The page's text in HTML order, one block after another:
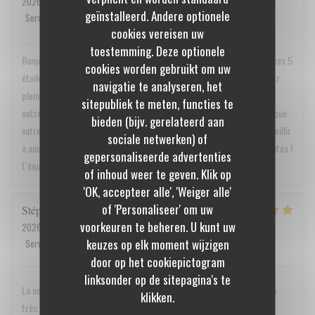
geïnstalleerd. Andere optionele
cookies vereisen uw
toestemming. Deze optionele
cookies worden gebruikt om uw
navigatie te analyseren, het
sitepubliek te meten, functies te
bieden (bijv. gerelateerd aan
sociale netwerken) of
gepersonaliseerde advertenties
of inhoud weer te geven. Klik op
'OK, accepteer alle', 'Weiger alle'
of 'Personaliseer' om uw
voorkeuren te beheren. U kunt uw
keuzes op elk moment wijzigen
door op het cookiepictogram
linksonder op de sitepagina's te
klikken.
Service
Atmosfeer:5/5 Keuken: 5/5 Kwaliteit / Prijs
heeft op deze beoordeling gereageerd
Bonjour Monsieur Cyrille Quenault, Un grand merci pour ce retour et ces 5
étoiles sur toute la ligne ! Toute l'équipe est ravie de voir que vous avez
pleinement apprécié l'ambiance, la qualité de notre service, ainsi que
notre carte et notre rapport qualité/prix. C’est un vrai plaisir de lire que
votre expérience chez nous a été une réussite. Au plaisir de vous accueillir
à nouveau très bientôt à la cave pour vous faire découvrir nos nouveautés !
L'équipe de Bibovino
Stéphanie
2026-05-16
- 19:30 - Gasten 2
Service
Atmosfeer: 5/5 Keuken:5/5 Kwaliteit / Prijs
La nourriture est excellente et le chef adorable. Nous avons passé une
très agréable soirée et reviendront très bientôt.